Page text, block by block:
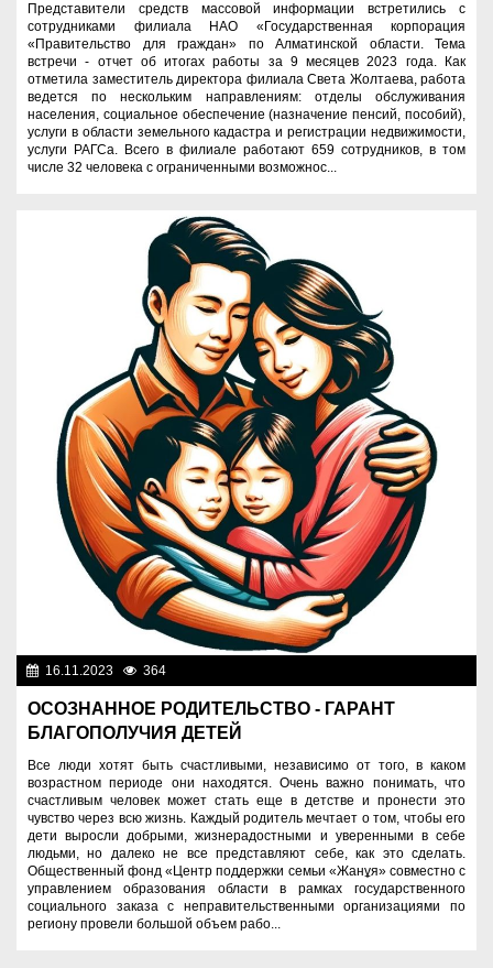
Представители средств массовой информации встретились с
сотрудниками филиала НАО «Государственная корпорация
«Правительство для граждан» по Алматинской области. Тема
встречи - отчет об итогах работы за 9 месяцев 2023 года. Как
отметила заместитель директора филиала Света Жолтаева, работа
ведется по нескольким направлениям: отделы обслуживания
населения, социальное обеспечение (назначение пенсий, пособий),
услуги в области земельного кадастра и регистрации недвижимости,
услуги РАГСа. Всего в филиале работают 659 сотрудников, в том
числе 32 человека с ограниченными возможнос...
16.11.2023 364
ОСОЗНАННОЕ РОДИТЕЛЬСТВО - ГАРАНТ
БЛАГОПОЛУЧИЯ ДЕТЕЙ
Все люди хотят быть счастливыми, независимо от того, в каком
возрастном периоде они находятся. Очень важно понимать, что
счастливым человек может стать еще в детстве и пронести это
чувство через всю жизнь. Каждый родитель мечтает о том, чтобы его
дети выросли добрыми, жизнерадостными и уверенными в себе
людьми, но далеко не все представляют себе, как это сделать.
Общественный фонд «Центр поддержки семьи «Жанұя» совместно с
управлением образования области в рамках государственного
социального заказа с неправительственными организациями по
региону провели большой объем рабо...